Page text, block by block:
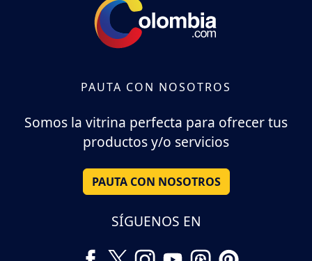
PAUTA CON NOSOTROS
Somos la vitrina perfecta para ofrecer tus
productos y/o servicios
PAUTA CON NOSOTROS
SÍGUENOS EN